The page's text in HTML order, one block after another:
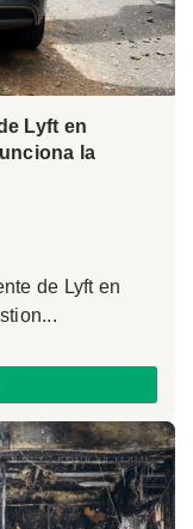
Lyft en
la
de Lyft en